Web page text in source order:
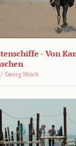
- Von
/ Georg Misch